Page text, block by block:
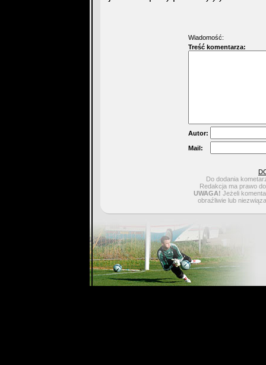
Wiadomość:
Treść komentarza:
Autor:
Mail:
Do dodania
Redakcja ma prawo
UWAGA! Jeżeli
obraźliwie lub